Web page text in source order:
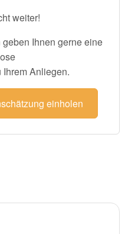
weiter!
Ihnen gerne eine
Anliegen.
einholen